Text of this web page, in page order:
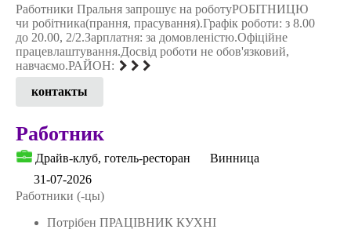
Работники Пральня запрошує на роботуРОБІТНИЦЮ
чи робітника(прання, прасування).Графік роботи: з 8.00
до 20.00, 2/2.Зарплатня: за домовленістю.Офіційне
працевлаштування.Досвід роботи не обов'язковий,
навчаємо.РАЙОН:
контакты
Работник
Драйв-клуб, готель-ресторан
Винница
31-07-2026
Работники (-цы)
Потрібен ПРАЦІВНИК КУХНІ